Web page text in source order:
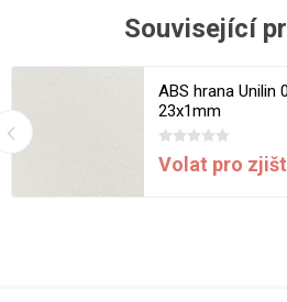
Související
ABS hrana Unilin
23x1mm
Volat pro